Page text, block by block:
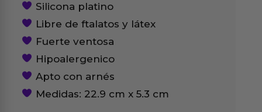
Silicona platino
Libre de ftalatos y látex
Fuerte ventosa
Hipoalergenico
Apto con arnés
Medidas: 22.9 cm x 5.3 cm